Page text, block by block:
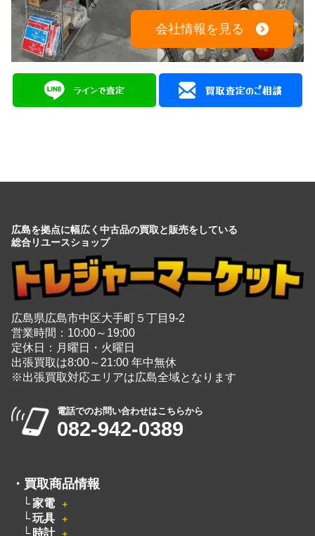
会社情報を見る
広島を拠点に幅広く中古品の買取と販売をしている
総合リユースショップ
広島県広島市中区大手町５丁目9-2
営業時間：10:00～19:00
定休日：月曜日・火曜日
出張買取は8:00～21:00 年中無休
※出張買取対応エリアは広島全域となります
電話でのお問い合わせはこちらから
082-942-0389
・ 買取商品情報
家電 ＋
玩具 ＋
時計